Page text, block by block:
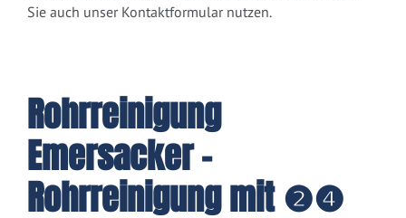
Sie auch unser Kontaktformular nutzen.
Rohrreinigung
Emersacker -
Rohrreinigung mit ❷❹